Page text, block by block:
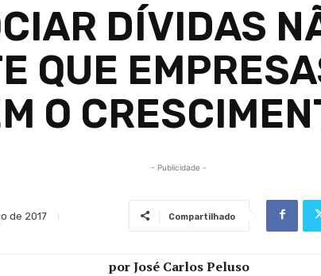
DÍVIDAS
QUE
O
- Publicidade -
de 2017 Compartilhado
porJosé Carlos Peluso